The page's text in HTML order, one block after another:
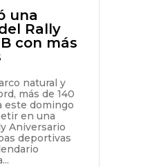
una
Rally
con más
natural y
más de 140
este domingo
en una
Aniversario
deportivas